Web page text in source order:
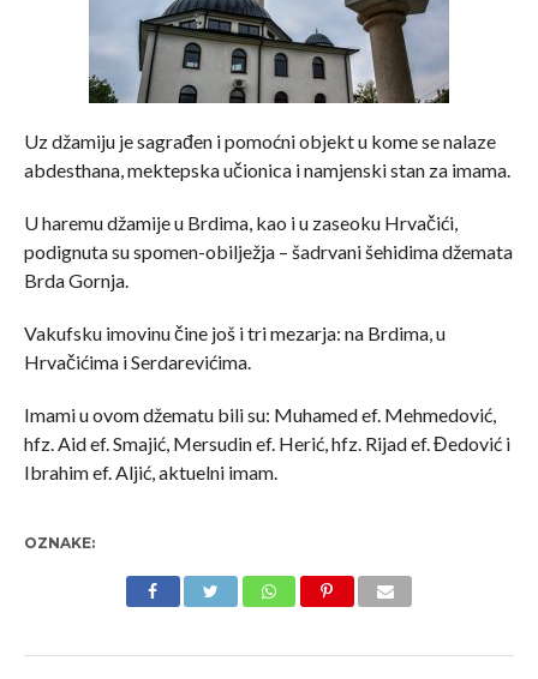
Uz džamiju je sagrađen i pomoćni objekt u kome se nalaze
abdesthana, mektepska učionica i namjenski stan za imama.
U haremu džamije u Brdima, kao i u zaseoku Hrvačići,
podignuta su spomen-obilježja – šadrvani šehidima džemata
Brda Gornja.
Vakufsku imovinu čine još i tri mezarja: na Brdima, u
Hrvačićima i Serdarevićima.
Imami u ovom džematu bili su: Muhamed ef. Mehmedović,
hfz. Aid ef. Smajić, Mersudin ef. Herić, hfz. Rijad ef. Đedović i
Ibrahim ef. Aljić, aktuelni imam.
OZNAKE: